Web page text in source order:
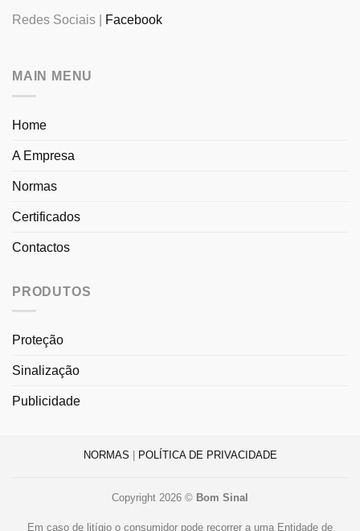
Redes Sociais | Facebook
MAIN MENU
Home
A Empresa
Normas
Certificados
Contactos
PRODUTOS
Proteção
Sinalização
Publicidade
NORMAS POLÍTICA DE PRIVACIDADE
Copyright 2026 © Bom Sinal
Em caso de litígio o consumidor pode recorrer a uma Entidade de